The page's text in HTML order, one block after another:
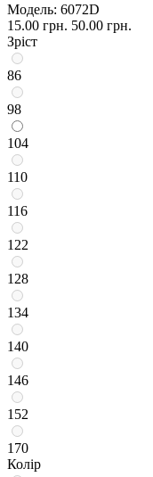
Модель: 6072D
15.00 грн. 50.00 грн.
Зріст
86
98
104
110
116
122
128
134
140
146
152
170
Колір